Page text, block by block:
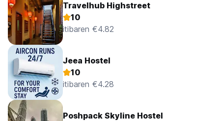
Travelhub Highstreet
10
itibaren €4.82
Jeea Hostel
10
itibaren €4.28
Poshpack Skyline Hostel